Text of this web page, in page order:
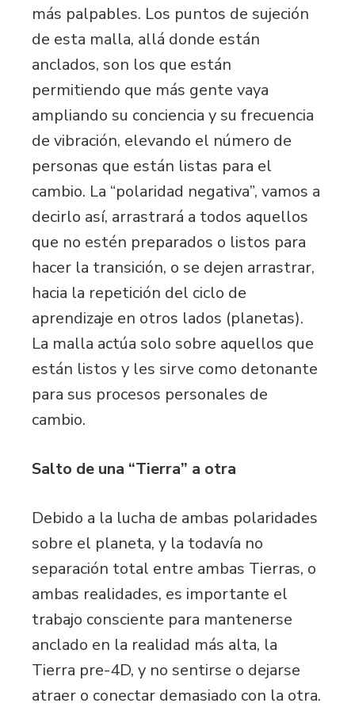
más palpables. Los puntos de sujeción
de esta malla, allá donde están
anclados, son los que están
permitiendo que más gente vaya
ampliando su conciencia y su frecuencia
de vibración, elevando el número de
personas que están listas para el
cambio. La “polaridad negativa”, vamos a
decirlo así, arrastrará a todos aquellos
que no estén preparados o listos para
hacer la transición, o se dejen arrastrar,
hacia la repetición del ciclo de
aprendizaje en otros lados (planetas).
La malla actúa solo sobre aquellos que
están listos y les sirve como detonante
para sus procesos personales de
cambio.
Salto de una “Tierra” a otra
Debido a la lucha de ambas polaridades
sobre el planeta, y la todavía no
separación total entre ambas Tierras, o
ambas realidades, es importante el
trabajo consciente para mantenerse
anclado en la realidad más alta, la
Tierra pre-4D, y no sentirse o dejarse
atraer o conectar demasiado con la otra.